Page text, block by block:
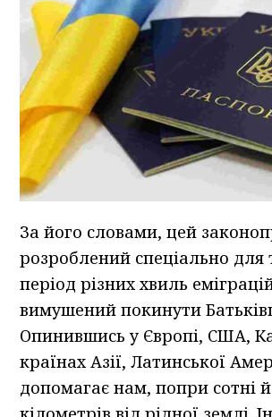
За його словами, цей
розроблений спеціально для
період різних хвиль
вимушений покинути
Опинившись у Європі, США,
країнах Азії, Латинської
допомагає нам, попри сотні й